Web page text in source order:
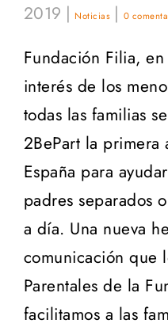
2019 | Noticias | 0
Fundación Filia,
interés de los
todas las familias
2BePart la
España para
padres separados
a día. Una nueva
comunicación que
Parentales de la
facilitamos a las